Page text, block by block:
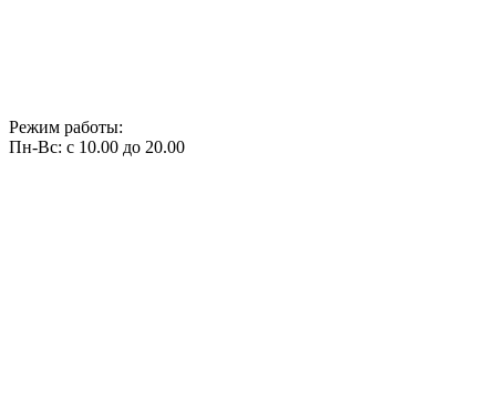
Режим работы:
Пн-Вс: с 10.00 до 20.00